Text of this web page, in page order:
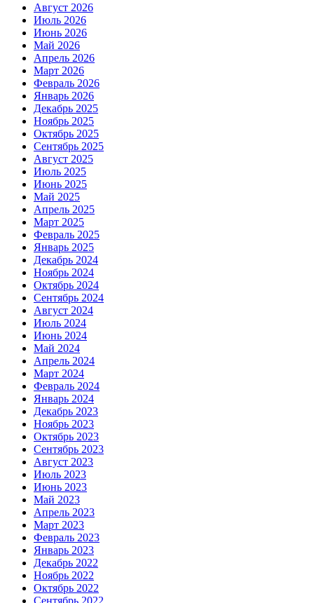
Август 2026
Июль 2026
Июнь 2026
Май 2026
Апрель 2026
Март 2026
Февраль 2026
Январь 2026
Декабрь 2025
Ноябрь 2025
Октябрь 2025
Сентябрь 2025
Август 2025
Июль 2025
Июнь 2025
Май 2025
Апрель 2025
Март 2025
Февраль 2025
Январь 2025
Декабрь 2024
Ноябрь 2024
Октябрь 2024
Сентябрь 2024
Август 2024
Июль 2024
Июнь 2024
Май 2024
Апрель 2024
Март 2024
Февраль 2024
Январь 2024
Декабрь 2023
Ноябрь 2023
Октябрь 2023
Сентябрь 2023
Август 2023
Июль 2023
Июнь 2023
Май 2023
Апрель 2023
Март 2023
Февраль 2023
Январь 2023
Декабрь 2022
Ноябрь 2022
Октябрь 2022
Сентябрь 2022